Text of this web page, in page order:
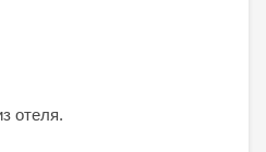
отеля.